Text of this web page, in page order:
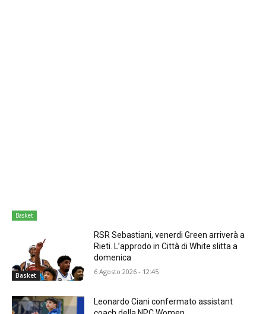
Basket
Basket
RSR Sebastiani, venerdi Green arriverà a
Rieti. L’approdo in Città di White slitta a
domenica
6 Agosto 2026 - 12:45
Leonardo Ciani confermato assistant